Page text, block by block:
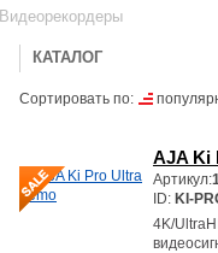
Видеорекордеры
КАТАЛОГ
Сортировать по:
AJA Ki
Артикул:
ID: KI-
4K/